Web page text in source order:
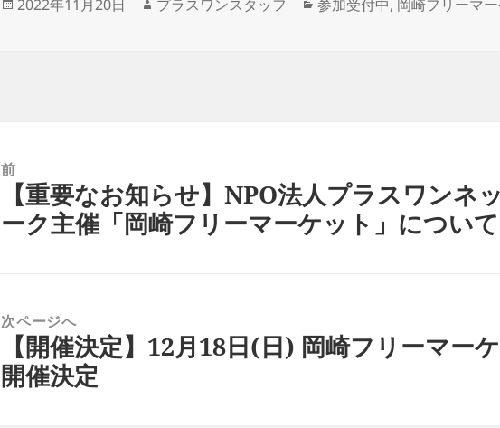
2022年11月20日 プラスワンスタッフ 参加受付中, 岡崎フリーマ
前
の
【重要なお知らせ】NPO法人プラスワンネ
ーク主催「岡崎フリーマーケット」について
次ページへ
の
【開催決定】12月18日(日) 岡崎フリーマー
開催決定